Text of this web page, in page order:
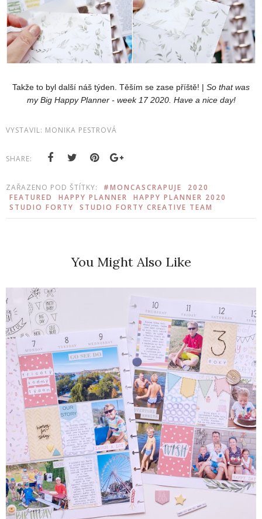
Takže to byl další náš týden. Těším se zase příště! | So that was
my Big Happy Planner - week 17 2020. Have a nice day!
VYSTAVIL: MONIKA PESTROVÁ
SHARE:
ZAŘAZENO POD ŠTÍTKY: #MONCASCRAPUJE
2020
FEATURED
HAPPY PLANNER
HAPPY PLANNER 2020
STUDIO FORTY
STUDIO FORTY CREATIVE TEAM
You Might Also Like